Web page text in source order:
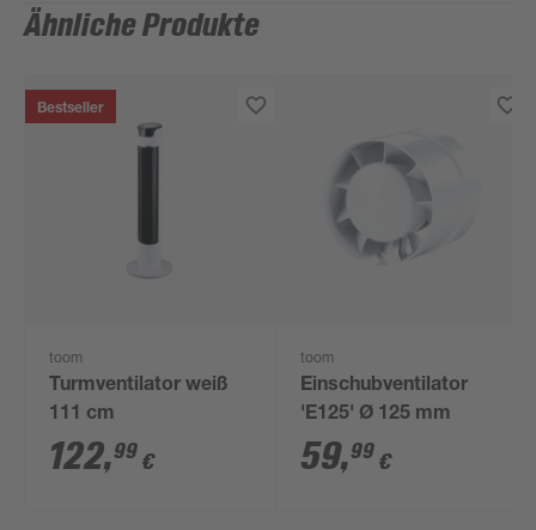
Ähnliche Produkte
Bestseller
toom
Turmventilator weiß
111 cm
122,99 €
toom
Einschubventilator
'E125' Ø 125 mm
59,99 €